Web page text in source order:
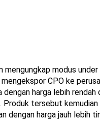
mengungkap modus
CPO ke
dengan harga lebih rendah
Produk tersebut
dengan harga jauh lebih